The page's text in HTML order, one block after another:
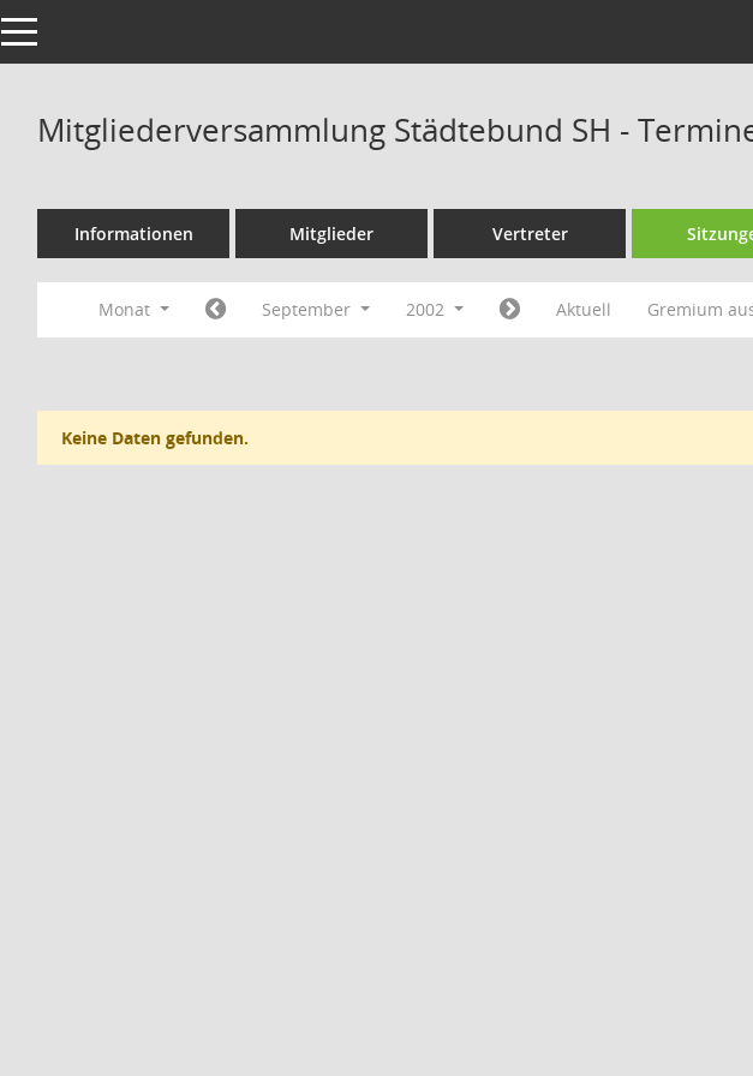
Toggle navigation
Mitgliederversammlung Städtebund SH -
Informationen Mitglieder Vertreter
Monat September 2002 Aktuell Gremium
Keine Daten gefunden.